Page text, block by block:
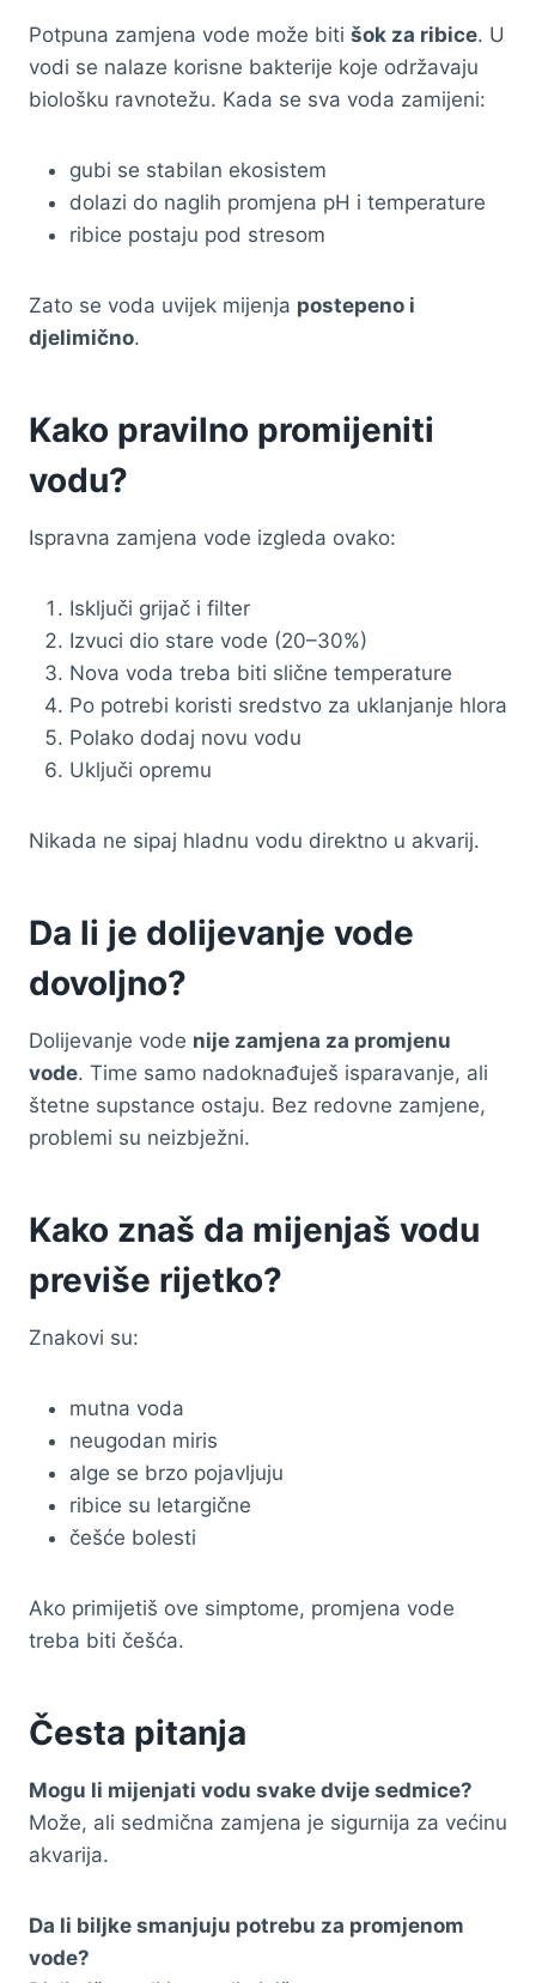
Potpuna zamjena vode može biti šok za ribice. U
vodi se nalaze korisne bakterije koje održavaju
biološku ravnotežu. Kada se sva voda zamijeni:
gubi se stabilan ekosistem
dolazi do naglih promjena pH i temperature
ribice postaju pod stresom
Zato se voda uvijek mijenja postepeno i
djelimično.
Kako pravilno promijeniti
vodu?
Ispravna zamjena vode izgleda ovako:
Isključi grijač i filter
Izvuci dio stare vode (20–30%)
Nova voda treba biti slične temperature
Po potrebi koristi sredstvo za uklanjanje hlora
Polako dodaj novu vodu
Uključi opremu
Nikada ne sipaj hladnu vodu direktno u akvarij.
Da li je dolijevanje vode
dovoljno?
Dolijevanje vode nije zamjena za promjenu
vode. Time samo nadoknađuješ isparavanje, ali
štetne supstance ostaju. Bez redovne zamjene,
problemi su neizbježni.
Kako znaš da mijenjaš vodu
previše rijetko?
Znakovi su:
mutna voda
neugodan miris
alge se brzo pojavljuju
ribice su letargične
češće bolesti
Ako primijetiš ove simptome, promjena vode
treba biti češća.
Česta pitanja
Mogu li mijenjati vodu svake dvije sedmice?
Može, ali sedmična zamjena je sigurnija za većinu
akvarija.
Da li biljke smanjuju potrebu za promjenom
vode?